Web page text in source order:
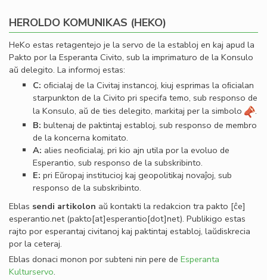
HEROLDO KOMUNIKAS (HEKO)
HeKo estas retagentejo je la servo de la establoj en kaj apud la
Pakto por la Esperanta Civito, sub la imprimaturo de la Konsulo
aŭ delegito. La informoj estas:
C: oﬁcialaj de la Civitaj instancoj, kiuj esprimas la oﬁcialan
starpunkton de la Civito pri specifa temo, sub responso de
la Konsulo, aŭ de ties delegito, markitaj per la simbolo
.
B: bultenaj de paktintaj establoj, sub responso de membro
de la koncerna komitato.
A: alies neoﬁcialaj, pri kio ajn utila por la evoluo de
Esperantio, sub responso de la subskribinto.
E: pri Eŭropaj institucioj kaj geopolitikaj novaĵoj, sub
responso de la subskribinto.
Eblas sendi artikolon aŭ kontakti la redakcion tra pakto [ĉe]
esperantio.net(pakto[at]esperantio[dot]net). Publikigo estas
rajto por esperantaj civitanoj kaj paktintaj establoj, laŭdiskrecia
por la ceteraj.
Eblas donaci monon por subteni nin pere de Esperanta
Kulturservo.